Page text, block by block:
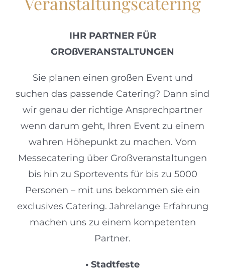
IHR PARTNER FÜR
GROßVERANSTALTUNGEN
Sie planen einen großen Event und
suchen das passende Catering? Dann sind
wir genau der richtige Ansprechpartner
wenn darum geht, Ihren Event zu einem
wahren Höhepunkt zu machen. Vom
Messecatering über Großveranstaltungen
bis hin zu Sportevents für bis zu 5000
Personen – mit uns bekommen sie ein
exclusives Catering. Jahrelange Erfahrung
machen uns zu einem kompetenten
Partner.
• Stadtfeste